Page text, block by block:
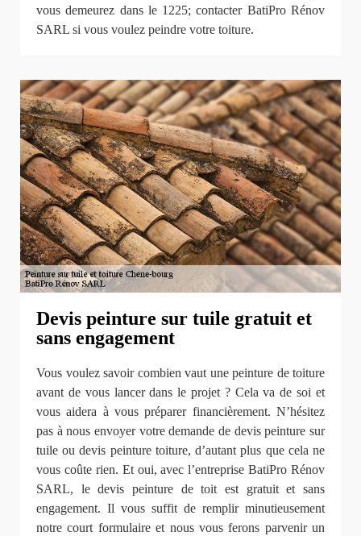
vous demeurez dans le 1225; contacter BatiPro Rénov
SARL si vous voulez peindre votre toiture.
Devis peinture sur tuile gratuit et
sans engagement
Vous voulez savoir combien vaut une peinture de toiture
avant de vous lancer dans le projet ? Cela va de soi et
vous aidera à vous préparer financièrement. N’hésitez
pas à nous envoyer votre demande de devis peinture sur
tuile ou devis peinture toiture, d’autant plus que cela ne
vous coûte rien. Et oui, avec l’entreprise BatiPro Rénov
SARL, le devis peinture de toit est gratuit et sans
engagement. Il vous suffit de remplir minutieusement
notre court formulaire et nous vous ferons parvenir un